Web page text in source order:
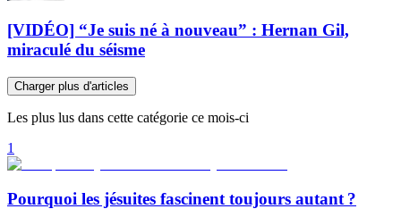
[VIDÉO] “Je suis né à nouveau” : Hernan Gil,
miraculé du séisme
Charger plus d'articles
Les plus lus dans cette catégorie ce mois-ci
1
Pourquoi les jésuites fascinent toujours autant ?